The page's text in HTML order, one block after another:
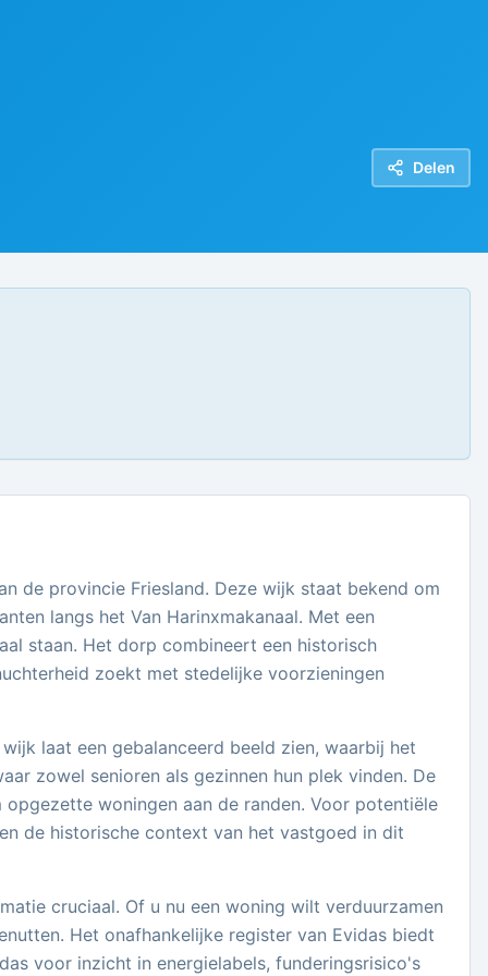
Delen
de provincie Friesland. Deze wijk staat bekend om
langs het Van Harinxmakanaal. Met een
staan. Het dorp combineert een historisch
zoekt met stedelijke voorzieningen
laat een gebalanceerd beeld zien, waarbij het
zowel senioren als gezinnen hun plek vinden. De
woningen aan de randen. Voor potentiële
de historische context van het vastgoed in dit
cruciaal. Of u nu een woning wilt verduurzamen
Het onafhankelijke register van Evidas biedt
voor inzicht in energielabels, funderingsrisico's